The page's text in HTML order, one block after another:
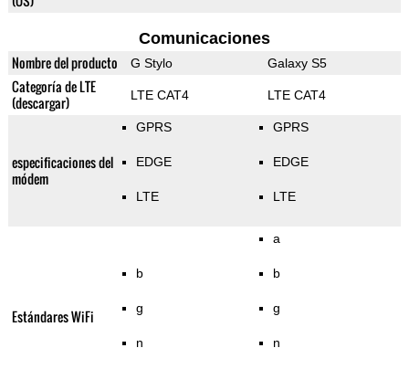
Comunicaciones
Nombre del producto G Stylo Galaxy S5
Categoría de LTE
(descargar)
LTE CAT4 LTE CAT4
especificaciones del
módem
GPRS
EDGE
LTE
GPRS
EDGE
LTE
Estándares WiFi
b
g
n
a
b
g
n